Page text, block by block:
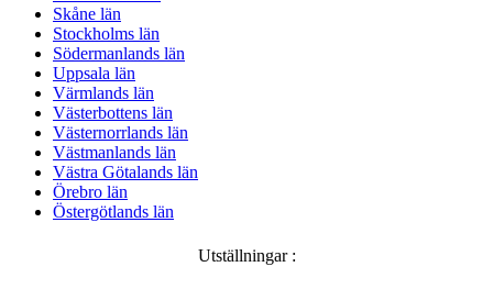
Skåne län
Stockholms län
Södermanlands län
Uppsala län
Värmlands län
Västerbottens län
Västernorrlands län
Västmanlands län
Västra Götalands län
Örebro län
Östergötlands län
Utställningar :